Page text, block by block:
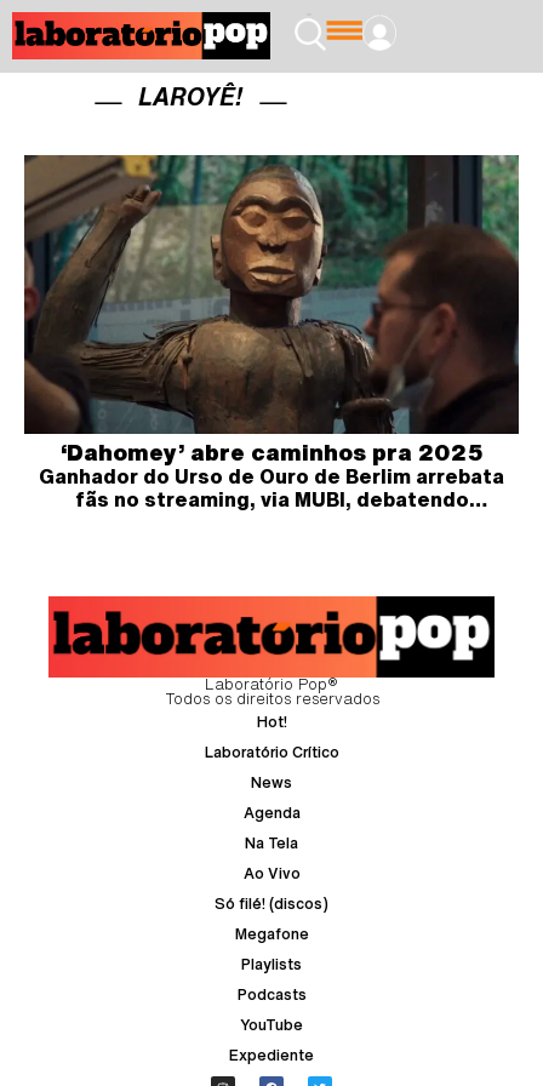
LAROYÊ!
‘Dahomey’ abre caminhos pra 2025
Ganhador do Urso de Ouro de Berlim arrebata
fãs no streaming, via MUBI, debatendo
Laboratório Pop®
Todos os direitos reservados
Hot!
Laboratório Crítico
News
Agenda
Na Tela
Ao Vivo
Só filé! (discos)
Megafone
Playlists
Podcasts
YouTube
Expediente